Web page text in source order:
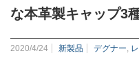
な本革製キャップ3
2020/4/24 新製品 デグナー